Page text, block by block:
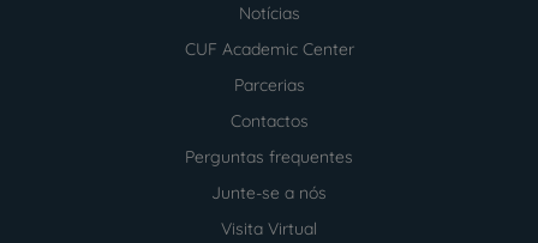
Notícias
CUF Academic Center
Parcerias
Contactos
Perguntas frequentes
Junte-se a nós
Visita Virtual